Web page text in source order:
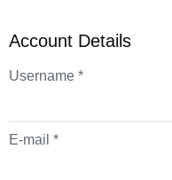
Account Details
Username *
E-mail *